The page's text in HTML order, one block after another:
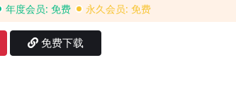
年度会员: 免费 永久会员: 免费
免费下载